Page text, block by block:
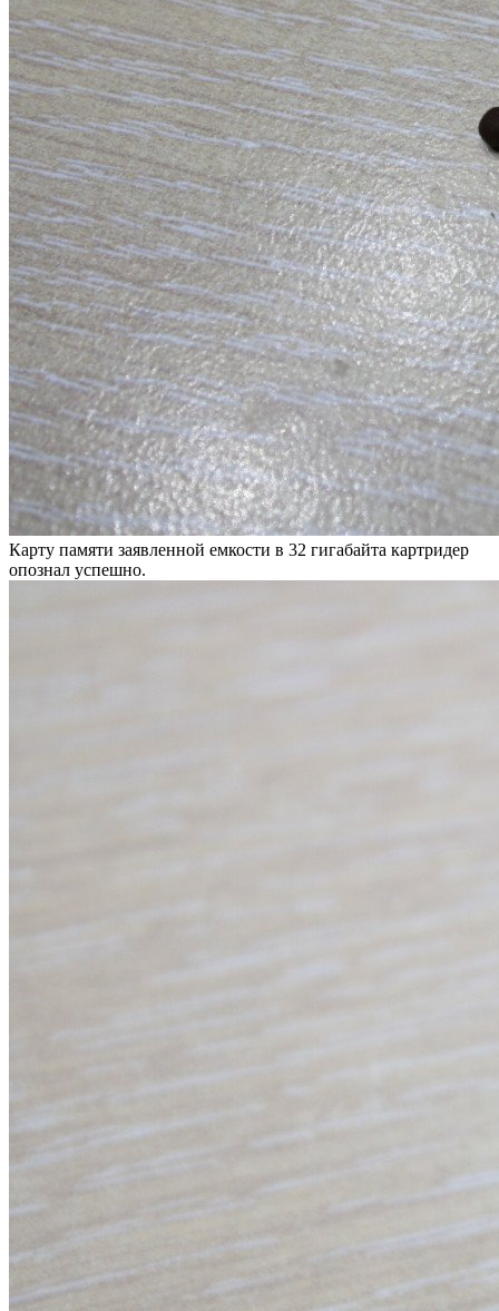
Карту памяти заявленной емкости в 32 гигабайта картридер
опознал успешно.